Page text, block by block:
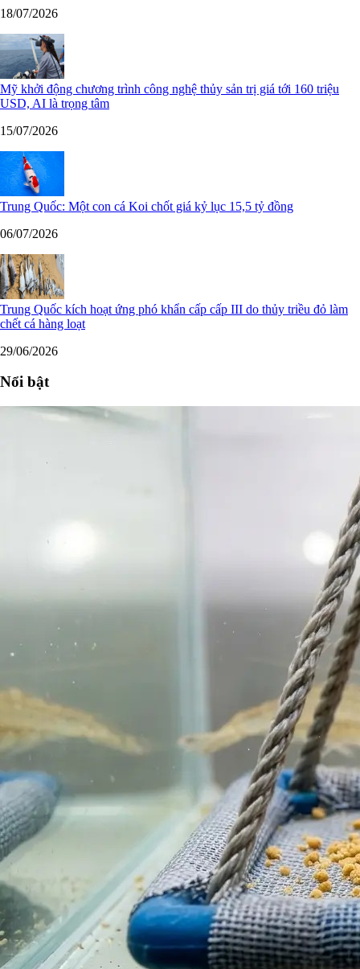
18/07/2026
Mỹ khởi động chương trình công nghệ thủy sản trị giá tới 160 triệu
USD, AI là trọng tâm
15/07/2026
Trung Quốc: Một con cá Koi chốt giá kỷ lục 15,5 tỷ đồng
06/07/2026
Trung Quốc kích hoạt ứng phó khẩn cấp cấp III do thủy triều đỏ làm
chết cá hàng loạt
29/06/2026
Nổi bật